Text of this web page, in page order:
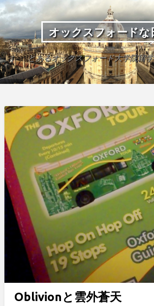
オックスフォードな
とあるオックスフォード大学院留
Oblivionと雲外蒼天